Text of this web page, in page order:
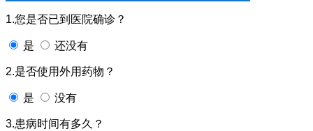
1.您是否已到医院确诊？
是 还没有
2.是否使用外用药物？
是 没有
3.患病时间有多久？